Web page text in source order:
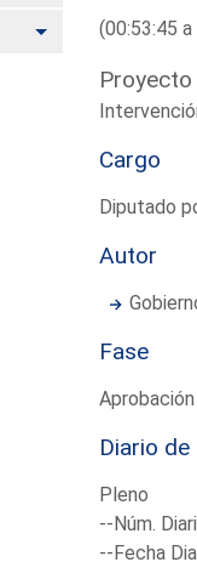
Alternar(00:53:45
Cargo
Diputado
Autor
Fase
Aprobación
Diario
Pleno
--Núm.
--Fecha